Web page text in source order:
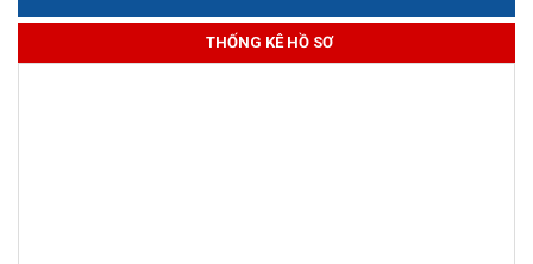
THỐNG KÊ HỒ SƠ